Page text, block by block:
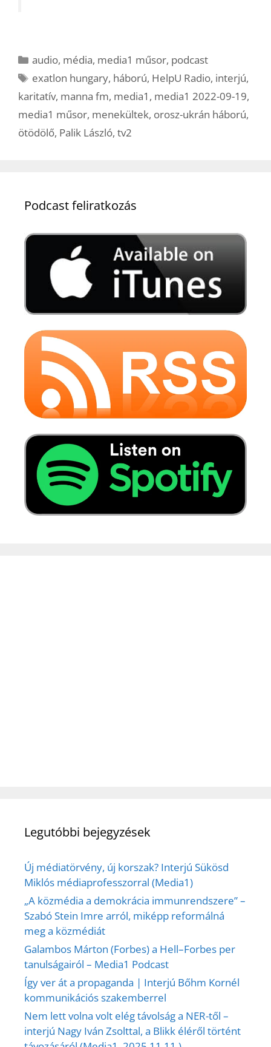
Kategória
audio, média, media1 műsor, podcast
Címkék
exatlon hungary, háború, HelpU Radio, interjú,
karitatív, manna fm, media1 , media1 2022-09-19,
media1 műsor, menekültek, orosz-ukrán háború,
ötödölő, Palik László, tv2
Podcast feliratkozás
Legutóbbi bejegyzések
Új médiatörvény, új korszak? Interjú Sükösd
Miklós médiaprofesszorral (Media1)
„A közmédia a demokrácia immunrendszere” –
Szabó Stein Imre arról, miképp reformálná
meg a közmédiát
Galambos Márton (Forbes) a Hell–Forbes per
tanulságairól – Media1 Podcast
Így ver át a propaganda | Interjú Bőhm Kornél
kommunikációs szakemberrel
Nem lett volna volt elég távolság a NER-től –
interjú Nagy Iván Zsolttal, a Blikk éléről történt